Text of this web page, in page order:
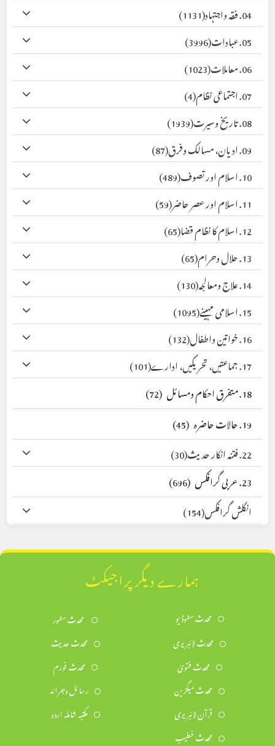
04. فقہ واجتہاد
(1131)
05. عبادات
(3996)
06. معاملات
(1023)
07. اجتماعی نظام
(4)
08. تاریخ وسیرت
(1939)
09. ادیان، مسالک وفرق
(87)
10. اسلام اور تصوف
(489)
11. اسلام اور عصر حاضر
(59)
12. اسلام کا نظام قضا
(65)
13. حلال وحرام
(65)
14. علاج ومعالجہ
(130)
15. اسلامی مہینے
(1095)
16. خواتین واطفال
(132)
17. جماعتیں، تحریکیں، ادارے
(101)
18. متفرق احکام ومسائل
(72)
19. حالات حاضرہ
(45)
22. فتنہ انکار حدیث
(30)
23. عربی گرافکس
(696)
انگلش گرافکس(154)
ہمارے دیگر پراجیکٹ
محدث سٹوڈیو
محدث سٹور
محدث لائبریری
محدث حدیث
محدث فتویٰ
محدث فورم
محدث میگزین
رسائل وجرائد
قرآن لائبریری
مکتبہ شاملہ اردو
محدث خطیب